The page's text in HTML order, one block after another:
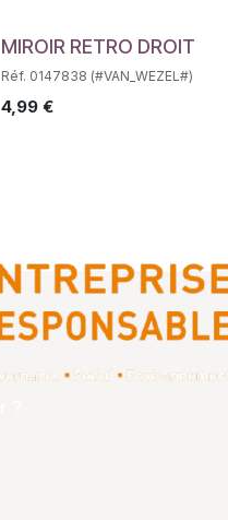
Déstockage
MIROIR RETRO DROIT
Réf. 0147838 (#VAN_WEZEL#)
4,99€